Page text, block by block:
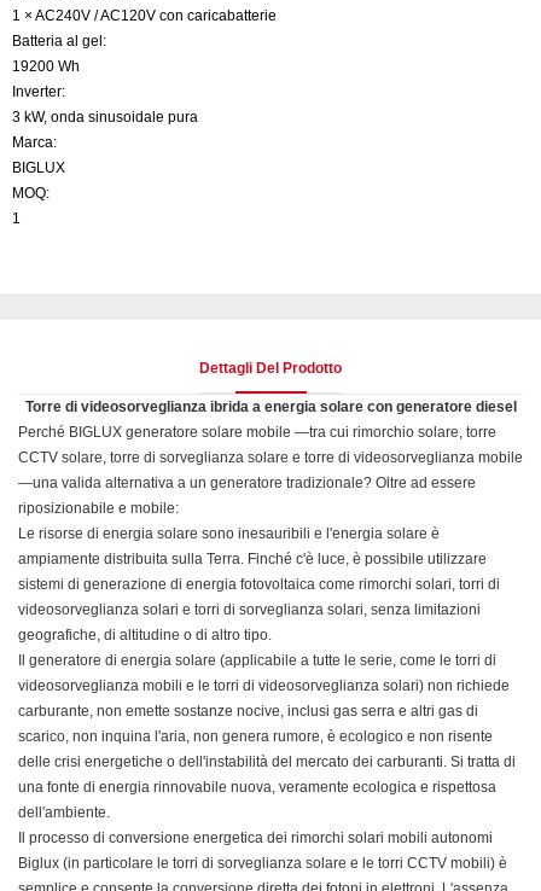
1 × AC240V / AC120V con caricabatterie
Batteria al gel:
19200 Wh
Inverter:
3 kW, onda sinusoidale pura
Marca:
BIGLUX
MOQ:
1
Dettagli Del Prodotto
Torre di videosorveglianza ibrida a energia solare con generatore diesel
Perché BIGLUX generatore solare mobile —tra cui rimorchio solare, torre
CCTV solare, torre di sorveglianza solare e torre di videosorveglianza mobile
—una valida alternativa a un generatore tradizionale? Oltre ad essere
riposizionabile e mobile:
Le risorse di energia solare sono inesauribili e l'energia solare è
ampiamente distribuita sulla Terra. Finché c'è luce, è possibile utilizzare
sistemi di generazione di energia fotovoltaica come rimorchi solari, torri di
videosorveglianza solari e torri di sorveglianza solari, senza limitazioni
geografiche, di altitudine o di altro tipo.
Il generatore di energia solare (applicabile a tutte le serie, come le torri di
videosorveglianza mobili e le torri di videosorveglianza solari) non richiede
carburante, non emette sostanze nocive, inclusi gas serra e altri gas di
scarico, non inquina l'aria, non genera rumore, è ecologico e non risente
delle crisi energetiche o dell'instabilità del mercato dei carburanti. Si tratta di
una fonte di energia rinnovabile nuova, veramente ecologica e rispettosa
dell'ambiente.
Il processo di conversione energetica dei rimorchi solari mobili autonomi
Biglux (in particolare le torri di sorveglianza solare e le torri CCTV mobili) è